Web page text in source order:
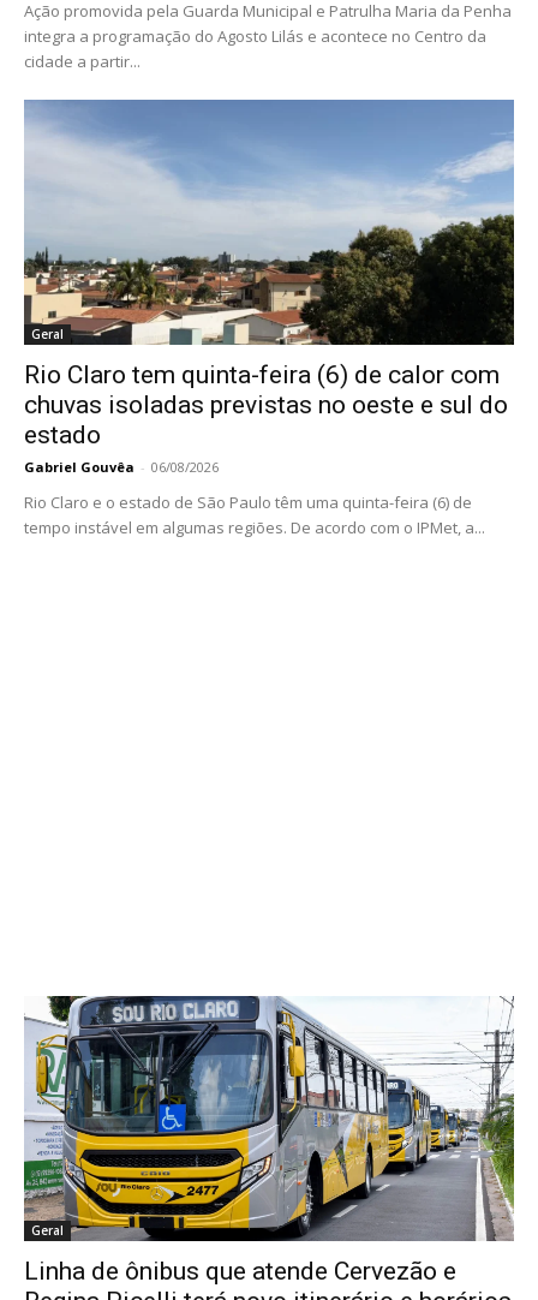
Ação promovida pela Guarda Municipal e Patrulha Maria da Penha
integra a programação do Agosto Lilás e acontece no Centro da
cidade a partir...
Geral
Rio Claro tem quinta-feira (6) de calor com
chuvas isoladas previstas no oeste e sul do
estado
Gabriel Gouvêa - 06/08/2026
Rio Claro e o estado de São Paulo têm uma quinta-feira (6) de
tempo instável em algumas regiões. De acordo com o IPMet, a...
Geral
Linha de ônibus que atende Cervezão e